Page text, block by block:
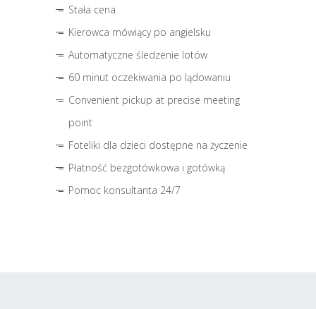
Stała cena
Kierowca mówiący po angielsku
Automatyczne śledzenie lotów
60 minut oczekiwania po lądowaniu
Convenient pickup at precise meeting
point
Foteliki dla dzieci dostępne na życzenie
Płatność bezgotówkowa i gotówką
Pomoc konsultanta 24/7